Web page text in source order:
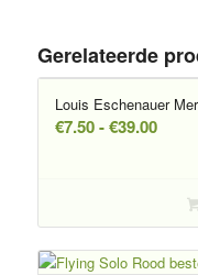
Gerelateerde
Louis Eschenauer
€7.50 - €39.00